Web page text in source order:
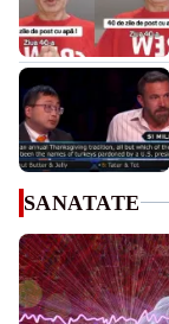
SANATATE